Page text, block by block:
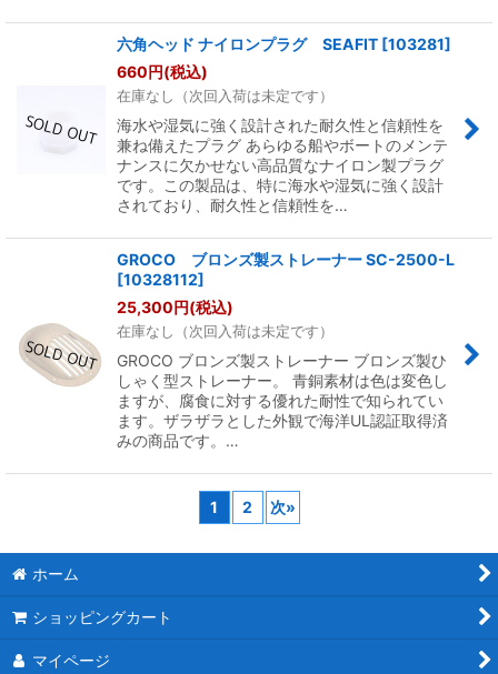
六角ヘッド ナイロンプラグ SEAFIT [103281]
660円(税込)
在庫なし（次回入荷は未定です）
海水や湿気に強く設計された耐久性と信頼性を
兼ね備えたプラグ あらゆる船やボートのメンテ
ナンスに欠かせない高品質なナイロン製プラグ
です。この製品は、特に海水や湿気に強く設計
されており、耐久性と信頼性を…
GROCO ブロンズ製ストレーナー SC-2500-L
[10328112]
25,300円(税込)
在庫なし（次回入荷は未定です）
GROCO ブロンズ製ストレーナー ブロンズ製ひ
しゃく型ストレーナー。 青銅素材は色は変色し
ますが、腐食に対する優れた耐性で知られてい
ます。ザラザラとした外観で海洋UL認証取得済
みの商品です。…
1 2 次»
ホーム
ショッピングカート
マイページ